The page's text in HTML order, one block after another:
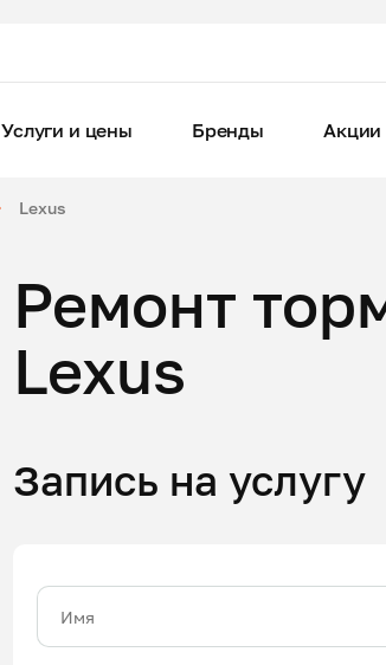
Услуги и цены Бренды Акции
Lexus
Ремонт
Lexus
Запись на услугу
Имя